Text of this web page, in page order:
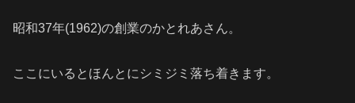
昭和37年(1962)の創業のかとれあさん。
ここにいるとほんとにシミジミ落ち着きます。